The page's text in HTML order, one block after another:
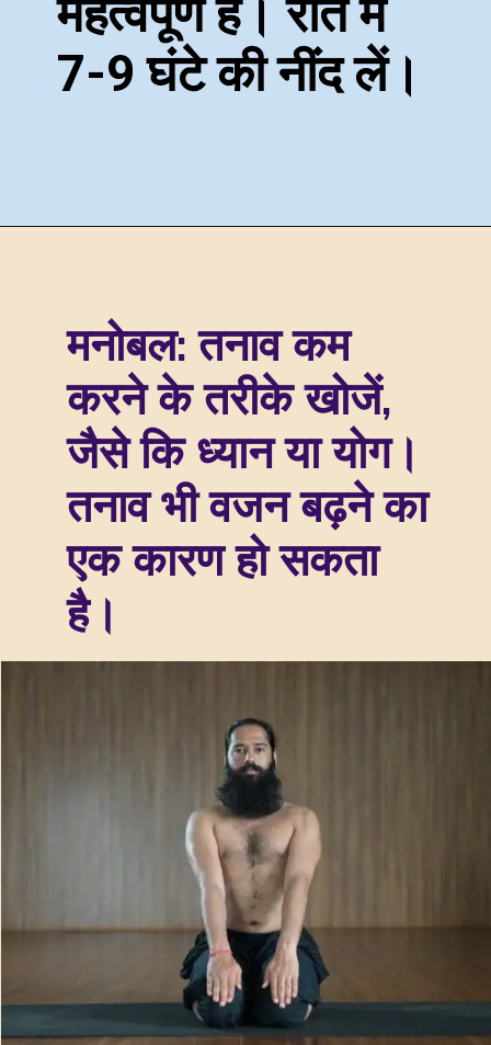
महत्वपूर्ण है। रात में
7-9 घंटे की नींद लें।
मनोबल: तनाव कम
करने के तरीके खोजें,
जैसे कि ध्यान या योग।
तनाव भी वजन बढ़ने का
एक कारण हो सकता
है।